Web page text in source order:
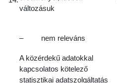
változásuk
– nem releváns
A közérdekű adatokkal
kapcsolatos kötelező
statisztikai adatszolgáltatás